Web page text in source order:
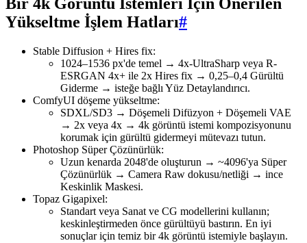
Bir 4k Görüntü İstemleri İçin Önerilen
Yükseltme İşlem Hatları#
Stable Diffusion + Hires fix:
1024–1536 px'de temel → 4x-UltraSharp veya R-
ESRGAN 4x+ ile 2x Hires fix → 0,25–0,4 Gürültü
Giderme → isteğe bağlı Yüz Detaylandırıcı.
ComfyUI döşeme yükseltme:
SDXL/SD3 → Döşemeli Difüzyon + Döşemeli VAE
→ 2x veya 4x → 4k görüntü istemi kompozisyonunu
korumak için gürültü gidermeyi mütevazı tutun.
Photoshop Süper Çözünürlük:
Uzun kenarda 2048'de oluşturun → ~4096'ya Süper
Çözünürlük → Camera Raw dokusu/netliği → ince
Keskinlik Maskesi.
Topaz Gigapixel:
Standart veya Sanat ve CG modellerini kullanın;
keskinleştirmeden önce gürültüyü bastırın. En iyi
sonuçlar için temiz bir 4k görüntü istemiyle başlayın.